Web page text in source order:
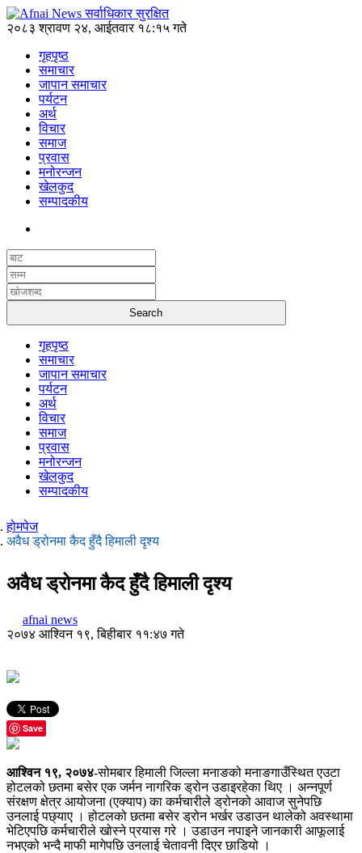
२०८३ श्रावण २४, आईतवार १८:१५ गते
गृहपृष्ठ
समाचार
जापान समाचार
पर्यटन
अर्थ
विचार
समाज
प्रवास
मनोरन्जन
खेलकुद
सम्पादकीय
गृहपृष्ठ
समाचार
जापान समाचार
पर्यटन
अर्थ
विचार
समाज
प्रवास
मनोरन्जन
खेलकुद
सम्पादकीय
होमपेज
अवैध ड्रोनमा कैद हुँदै हिमाली दृश्य
अवैध ड्रोनमा कैद हुँदै हिमाली दृश्य
afnai news
२०७४ आश्विन १९, बिहीबार ११:४७ गते
Save
आश्विन १९, २०७४-सोमबार हिमाली जिल्ला मनाङको मनाङगाउँस्थित एउटा
होटलको छतमा बसेर एक जर्मन नागरिक ड्रोन उडाइरहेका थिए । अन्नपूर्ण
संरक्षण क्षेत्र आयोजना (एक्याप) का कर्मचारीले ड्रोनको आवाज सुनेपछि
उनलाई पछ्याए । होटलको छतमा बसेर ड्रोन भर्खर उडाउन थालेको अवस्थामा
भेटिएपछि कर्मचारीले खोस्ने प्रयास गरे । उडाउन नपाइने जानकारी आफूलाई
नभएको भन्दै माफी मागेपछि उनलाई चेतावनी दिएर छाडियो ।